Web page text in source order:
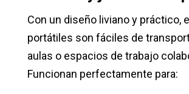
Con un diseño liviano y práctico,
portátiles son fáciles de
aulas o espacios de trabajo
Funcionan perfectamente para: